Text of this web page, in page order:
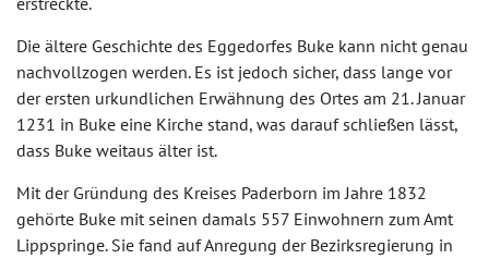
Die ältere Geschichte des Eggedorfes Buke kann nicht genau
nachvollzogen werden. Es ist jedoch sicher, dass lange vor
der ersten urkundlichen Erwähnung des Ortes am 21. Januar
1231 in Buke eine Kirche stand, was darauf schließen lässt,
dass Buke weitaus älter ist.
Mit der Gründung des Kreises Paderborn im Jahre 1832
gehörte Buke mit seinen damals 557 Einwohnern zum Amt
Lippspringe. Sie fand auf Anregung der Bezirksregierung in